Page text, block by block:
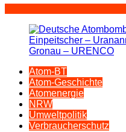
Atom-BT
Atom-Geschichte
Atomenergie
NRW
Umweltpolitik
Verbraucherschutz